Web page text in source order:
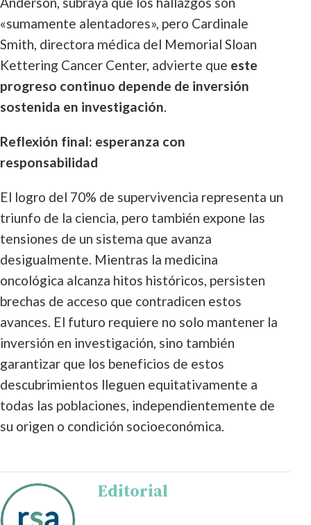
«sumamente alentadores», pero Cardinale
Smith, directora médica del Memorial Sloan
Kettering Cancer Center, advierte que este
progreso continuo depende de inversión
sostenida en investigación.
Reflexión final: esperanza con
responsabilidad
El logro del 70% de supervivencia representa un
triunfo de la ciencia, pero también expone las
tensiones de un sistema que avanza
desigualmente. Mientras la medicina
oncológica alcanza hitos históricos, persisten
brechas de acceso que contradicen estos
avances. El futuro requiere no solo mantener la
inversión en investigación, sino también
garantizar que los beneficios de estos
descubrimientos lleguen equitativamente a
todas las poblaciones, independientemente de
su origen o condición socioeconómica.
Editorial